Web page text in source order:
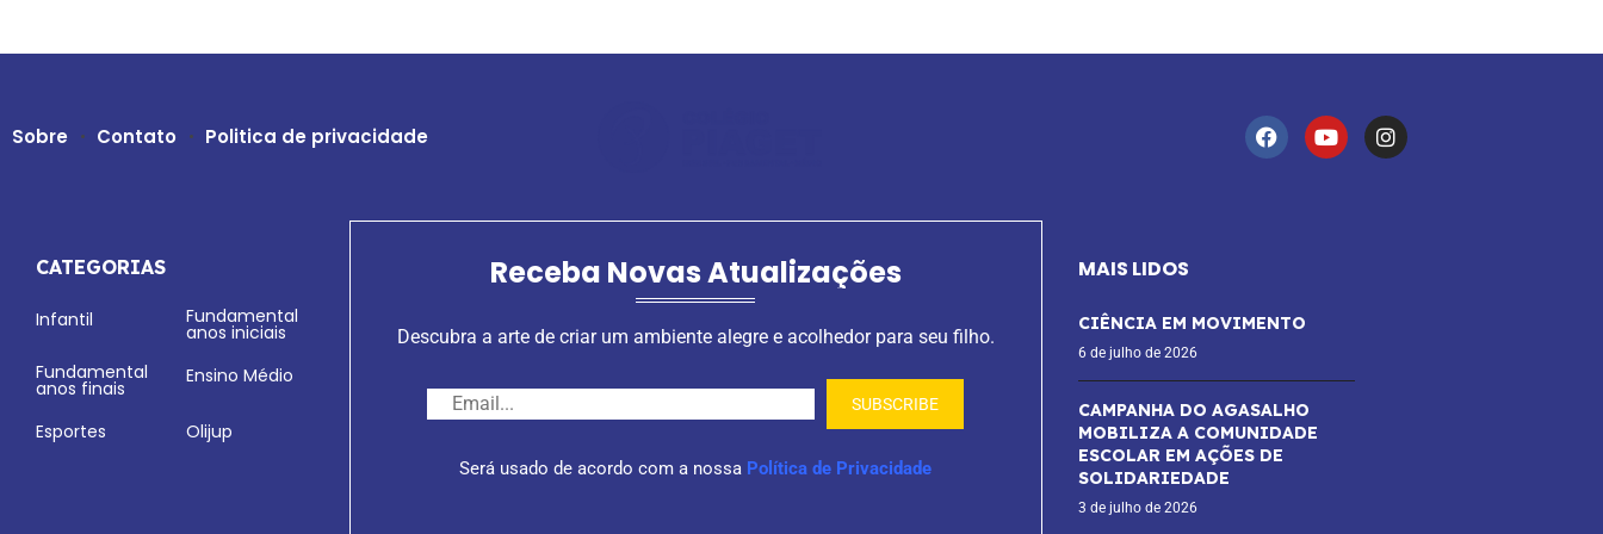
Sobre Contato Politica de privacidade
CATEGORIAS
Infantil Fundamental
anos iniciais
Fundamental
anos finais
Ensino Médio
Esportes Olijup
Receba Novas Atualizações
Descubra a arte de criar um ambiente alegre e acolhedor para seu filho.
Será usado de acordo com a nossa Política de Privacidade
MAIS LIDOS
CIÊNCIA EM MOVIMENTO
6 de julho de 2026
CAMPANHA DO AGASALHO
MOBILIZA A COMUNIDADE
ESCOLAR EM AÇÕES DE
SOLIDARIEDADE
3 de julho de 2026